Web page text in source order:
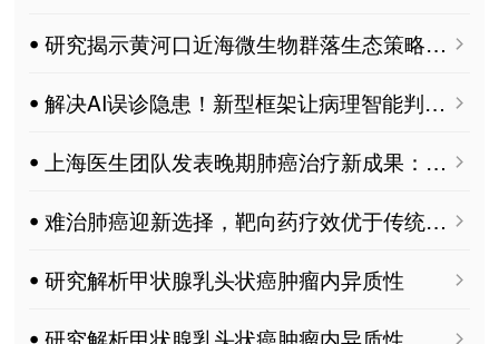
ꔷ 研究揭示黄河口近海微生物群落生态策略演替机制
ꔷ 解决AI误诊隐患！新型框架让病理智能判读更靠谱
ꔷ 上海医生团队发表晚期肺癌治疗新成果：患者生存期有望延长10个月
ꔷ 难治肺癌迎新选择，靶向药疗效优于传统化疗
ꔷ 研究解析甲状腺乳头状癌肿瘤内异质性
ꔷ 研究解析甲状腺乳头状癌肿瘤内异质性